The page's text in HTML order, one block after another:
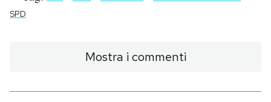
SPD
Mostra i commenti